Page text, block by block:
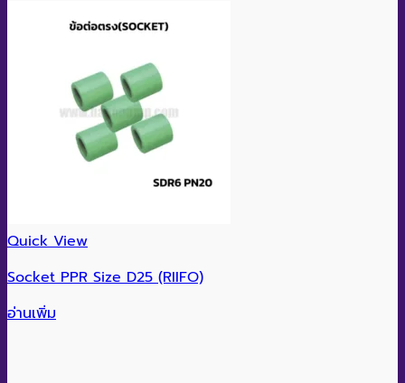
Quick View
Socket PPR Size D25 (RIIFO)
อ่านเพิ่ม